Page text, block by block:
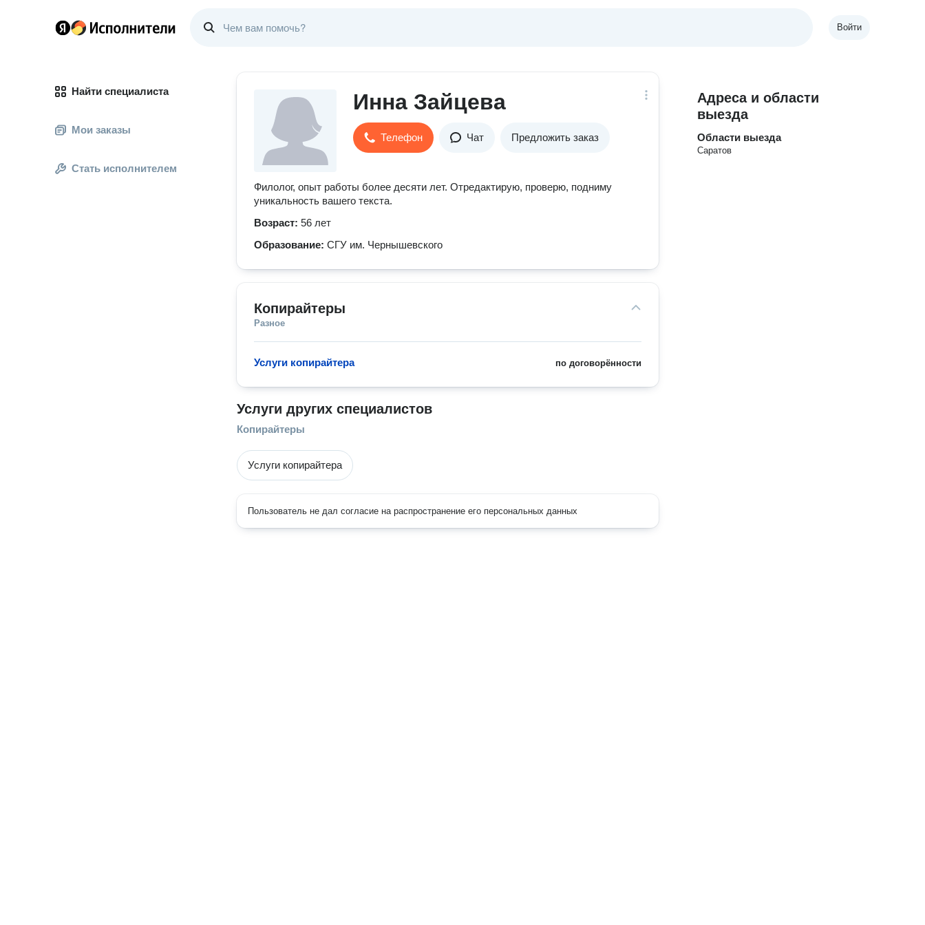
Войти
Найти специалиста
Мои заказы
Стать исполнителем
Инна Зайцева
Телефон Чат Предложить заказ
Филолог, опыт работы более десяти лет. Отредактирую, проверю, подниму
уникальность вашего текста.
Возраст: 56 лет
Образование: СГУ им. Чернышевского
Копирайтеры
Разное
по договорённости
Услуги копирайтера
Услуги других специалистов
Копирайтеры
Услуги копирайтера
Пользователь не дал согласие на распространение его персональных данных
Адреса и области
выезда
Области выезда
Саратов